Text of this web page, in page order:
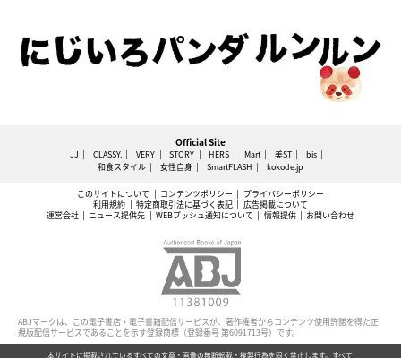
Official Site
JJ CLASSY. VERY STORY HERS Mart 美ST
bis
和食スタイル
女性自身 SmartFLASH kokode.jp
このサイトについて コンテンツポリシー
プライバシーポリシー
利用規約
特定商取引法に基づく表記
広告掲載について
運営会社
ニュース提供先 WEBプッシュ通知について 情報提供 お問い合わせ
ABJマークは、この電子書店・電子書籍配信サービスが、著作権者からコンテンツ使用許諾を得た正
規版配信サービスであることを示す登録商標（登録番号 第6091713号）です。
本サイトに掲載されているすべての文章・画像の無断転載・複製行為を固く禁止します。すべて